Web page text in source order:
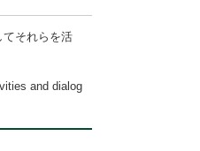
てそれらを活
and dialog